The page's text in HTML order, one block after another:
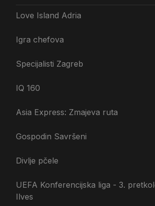
Love Island Adria
Igra chefova
Specijalisti Zagreb
IQ 160
Asia Express: Zmajeva ruta
Gospodin Savršeni
Divlje pčele
UEFA Konferencijska liga - 3.
Ilves